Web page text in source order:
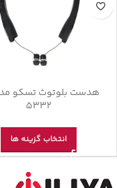
5332
انتخاب گزینه ها